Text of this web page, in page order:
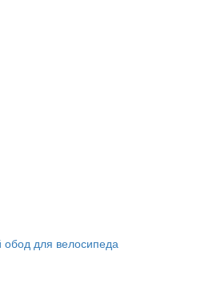
для велосипеда